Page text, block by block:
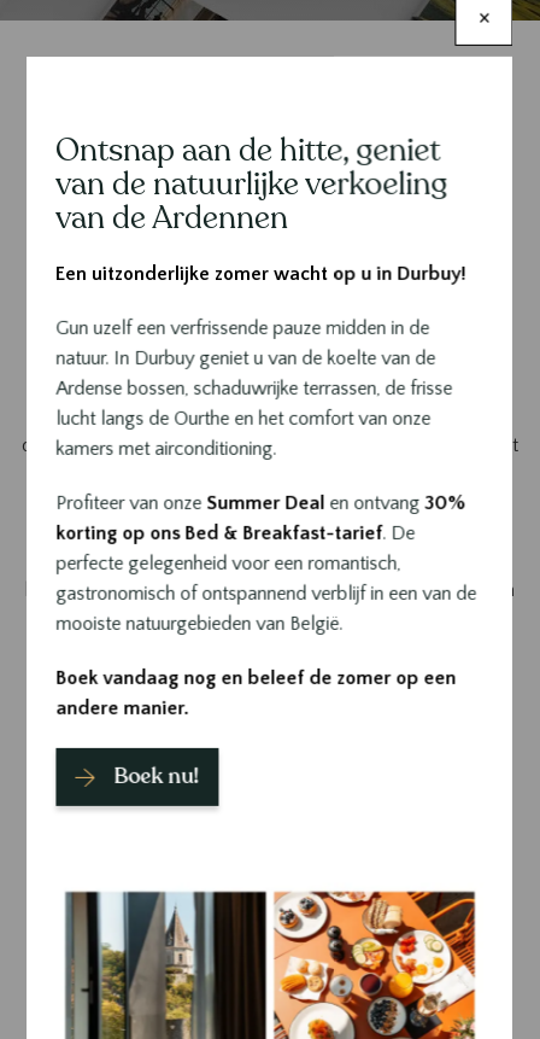
De inspiratiegids voor uw
zomer in Durbuy
nieuwe lente-/zomereditie neemt u mee langs de
mooiste maanden van het jaar tot leven brengen.
Of u nu in Durbuy verblijft of inspiratie zoekt voor een
volgende uitstap, dit magazine begeleidt u het hele seizoen
door. Erfgoed, gastronomie, vrijetijdsbesteding en levenskunst
Durbuy en de energie van de zomer volop in de kijker zet.
Durbuy Magazineis gratis verkrijgbaar in verschillende
horecazaken en toeristische infopunten in de regio, evenals in
hetSanglier des Ardennes. Veel leesplezier en een fijne
Uitgever: Sanglier Durbuy Adventures
Redactie: Marie Honnay & Agence Voilà
Ontdek de 6e editie online
×
Contenu
Ontsnap aan de hitte, geniet
van de natuurlijke verkoeling
van de Ardennen
Een uitzonderlijke zomer wacht op u in Durbuy!
Gun uzelf een verfrissende pauze midden in de
natuur. In Durbuy geniet u van de koelte van de
Ardense bossen, schaduwrijke terrassen, de frisse
lucht langs de Ourthe en het comfort van onze
kamers met airconditioning.
Profiteer van onze Summer Deal en ontvang30%
korting op ons Bed & Breakfast-tarief. De
perfecte gelegenheid voor een romantisch,
gastronomisch of ontspannend verblijf in een van de
mooiste natuurgebieden van België.
Boek vandaag nog en beleef de zomer op een
andere manier.
Boek nu!